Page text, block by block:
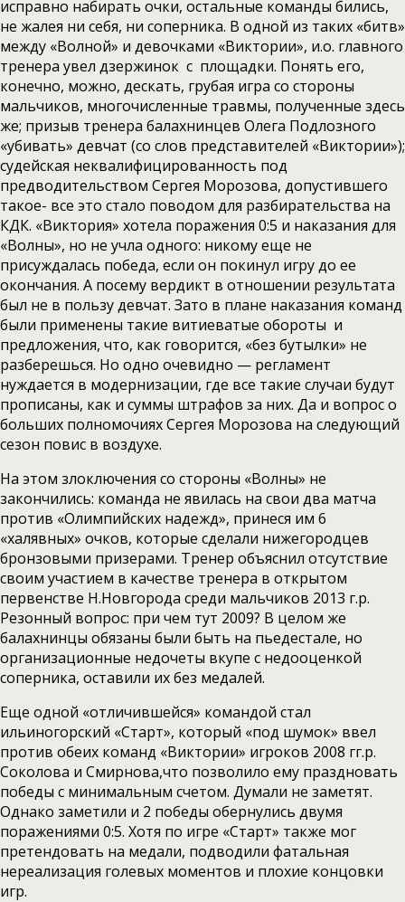
исправно набирать очки, остальные команды бились,
не жалея ни себя, ни соперника. В одной из таких «битв»
между «Волной» и девочками «Виктории», и.о. главного
тренера увел дзержинок с площадки. Понять его,
конечно, можно, дескать, грубая игра со стороны
мальчиков, многочисленные травмы, полученные здесь
же; призыв тренера балахнинцев Олега Подлозного
«убивать» девчат (со слов представителей «Виктории»);
судейская неквалифицированность под
предводительством Сергея Морозова, допустившего
такое- все это стало поводом для разбирательства на
КДК. «Виктория» хотела поражения 0:5 и наказания для
«Волны», но не учла одного: никому еще не
присуждалась победа, если он покинул игру до ее
окончания. А посему вердикт в отношении результата
был не в пользу девчат. Зато в плане наказания команд
были применены такие витиеватые обороты и
предложения, что, как говорится, «без бутылки» не
разберешься. Но одно очевидно — регламент
нуждается в модернизации, где все такие случаи будут
прописаны, как и суммы штрафов за них. Да и вопрос о
больших полномочиях Сергея Морозова на следующий
сезон повис в воздухе.
На этом злоключения со стороны «Волны» не
закончились: команда не явилась на свои два матча
против «Олимпийских надежд», принеся им 6
«халявных» очков, которые сделали нижегородцев
бронзовыми призерами. Тренер объяснил отсутствие
своим участием в качестве тренера в открытом
первенстве Н.Новгорода среди мальчиков 2013 г.р.
Резонный вопрос: при чем тут 2009? В целом же
балахнинцы обязаны были быть на пьедестале, но
организационные недочеты вкупе с недооценкой
соперника, оставили их без медалей.
Еще одной «отличившейся» командой стал
ильиногорский «Старт», который «под шумок» ввел
против обеих команд «Виктории» игроков 2008 гг.р.
Соколова и Смирнова,что позволило ему праздновать
победы с минимальным счетом. Думали не заметят.
Однако заметили и 2 победы обернулись двумя
поражениями 0:5. Хотя по игре «Старт» также мог
претендовать на медали, подводили фатальная
нереализация голевых моментов и плохие концовки
игр.